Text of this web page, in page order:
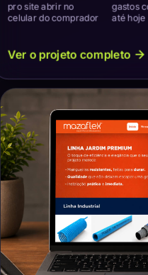
pro site abrir no
celular do comprador
gastos
até hoje
Ver o projeto completo